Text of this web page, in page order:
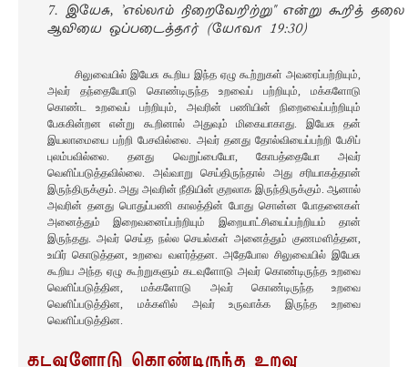
7. இயேசு, 'எல்லாம் நிறைவேறிற்று" என்று கூறித்
ஆவியை ஒப்படைத்தார் (யோவா 19:30)
சிலுவையில் இயேசு கூறிய இந்த ஏழு கூற்றுகள் அவரைப்பற்றியும்,
அவர் தந்தையோடு கொண்டிருந்த உறவைப் பற்றியும், மக்களோடு
கொண்ட உறவைப் பற்றியும், அவரின் பணியின் நிறைவைப்பற்றியும்
பேசுகின்றன என்று கூறினால் அதுவும் மிகையாகாது. இயேசு தன்
இயலாமையை பற்றி பேசவில்லை. அவர் தனது தோல்வியைப்பற்றி பேசிப்
புலம்பவில்லை. தனது வெறுப்பையோ, கோபத்தையோ அவர்
வெளிப்படுத்தவில்லை. அவ்வாறு செய்திருந்தால் அது சரியாகத்தான்
இருந்திருக்கும். அது அவரின் நீதியின் குறலாக இருந்திருக்கும். ஆனால்
அவரின் தனது பொதுப்பணி காலத்தின் போது சொன்ன போதனைகள்
அனைத்தும் இறைவனைப்பற்றியும் இறையாட்சியைப்பற்றியம் தான்
இருந்தது. அவர் செய்த நல்ல செயல்கள் அனைத்தும் குணமளித்தன,
உயிர் கொடுத்தன, உறவை வளர்த்தன. அதேபோல சிலுவையில் இயேசு
கூறிய அந்த ஏழு கூற்றுகளும் கடவுளோடு அவர் கொண்டிருந்த உறவை
வெளிப்படுத்தின, மக்களோடு அவர் கொண்டிருந்த உறவை
வெளிப்படுத்தின, மக்களில் அவர் உருவாக்க இருந்த உறவை
வெளிப்படுத்தின.
கடவுளோடு கொண்டிருந்த உறவு